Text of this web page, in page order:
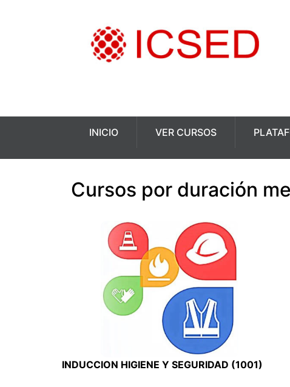
INICIO VER CURSOS
Cursos por duración
INDUCCION HIGIENE Y SEGURIDAD (1001)